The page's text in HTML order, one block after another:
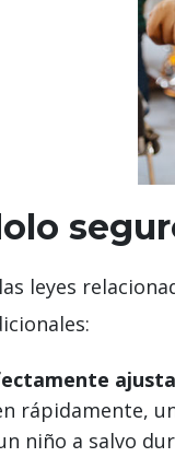
leyes
rápidamente,
niño a salvo